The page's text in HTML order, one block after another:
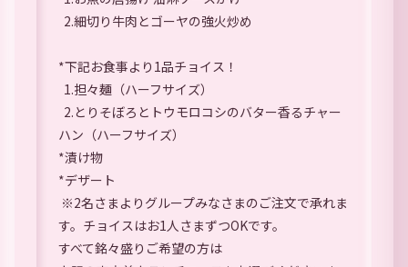
2.細切り牛肉とゴーヤの強火炒め
*下記お食事より1品チョイス！
1.担々麺（ハーフサイズ）
2.とりそぼろとトウモロコシのバター香るチャー
ハン（ハーフサイズ）
*漬け物
*デザート
※2名さまよりグループみなさまのご注文で承れま
す。チョイスはお1人さまずつOKです。
すべて銘々盛りご希望の方は